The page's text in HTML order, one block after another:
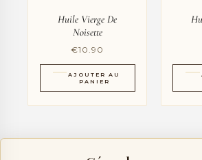
Huile Vierge De
Noisette
€10.90
AJOUTER AU
PANIER